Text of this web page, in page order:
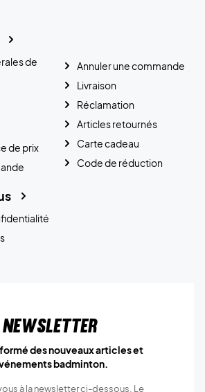
de
de prix
Annuler une commande
Livraison
Réclamation
Articles retournés
Carte cadeau
Code de réduction
Newsletter
des nouveaux articles et
badminton.
à la newsletter ci-dessous. Le